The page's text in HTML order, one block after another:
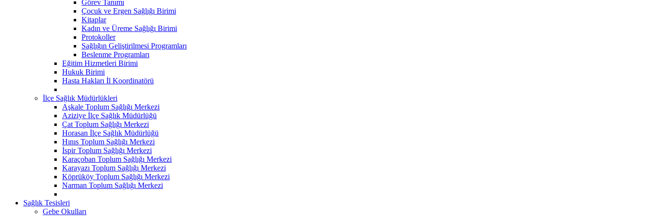
Görev Tanımı
Çocuk ve Ergen Sağlığı Birimi
Kitaplar
Kadın ve Üreme Sağlığı Birimi
Protokoller
Sağlığın Geliştirilmesi Programları
Beslenme Programları
Eğitim Hizmetleri Birimi
Hukuk Birimi
Hasta Hakları İl Koordinatörü
İlçe Sağlık Müdürlükleri
Aşkale Toplum Sağlığı Merkezi
Aziziye İlçe Sağlık Müdürlüğü
Çat Toplum Sağlığı Merkezi
Horasan İlçe Sağlık Müdürlüğü
Hınıs Toplum Sağlığı Merkezi
İspir Toplum Sağlığı Merkezi
Karaçoban Toplum Sağlığı Merkezi
Karayazı Toplum Sağlığı Merkezi
Köprüköy Toplum Sağlığı Merkezi
Narman Toplum Sağlığı Merkezi
Sağlık Tesisleri
Gebe Okulları